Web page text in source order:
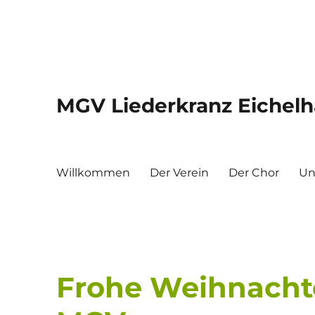
MGV Liederkranz
Willkommen Der Verein Der Chor
Frohe